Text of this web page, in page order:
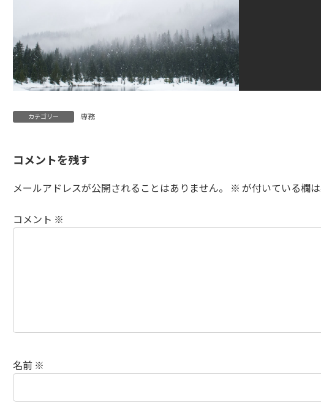
カテゴリー 専務
コメントを残す
メールアドレスが公開されることはありません。 ※ が付いている欄
コメント ※
名前 ※